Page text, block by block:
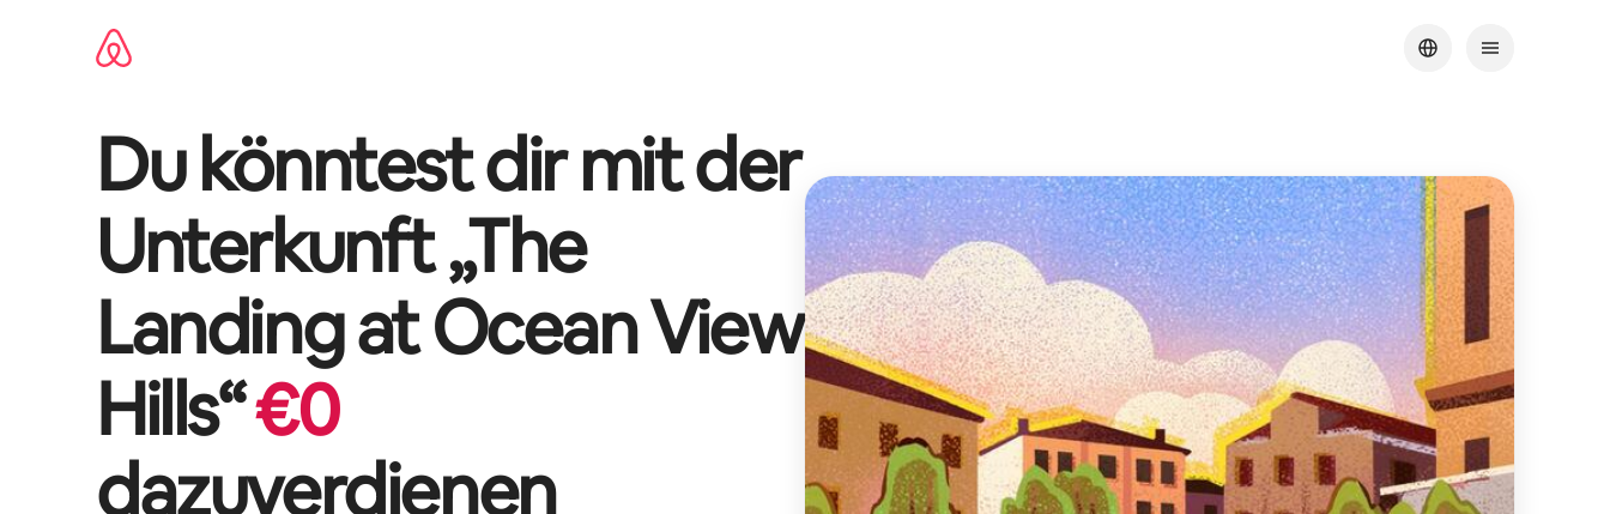
Du könntest dir mit der
Unterkunft „The
Landing at Ocean View
Hills“€0
dazuverdienen